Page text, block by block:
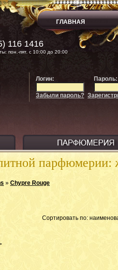
» Chypre Rouge
Сортировать по:
ГЛАВНАЯ
116 1416
пон.-пят. с 10:00 до 20:00
Логин:
Пароль:
Забыли пароль?